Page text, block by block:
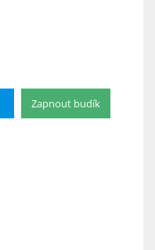
Zapnout budík